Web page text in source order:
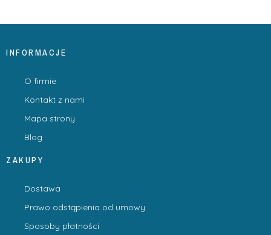
INFORMACJE
O firmie
Kontakt z nami
Mapa strony
Blog
ZAKUPY
Dostawa
Prawo odstąpienia od umowy
Sposoby płatności